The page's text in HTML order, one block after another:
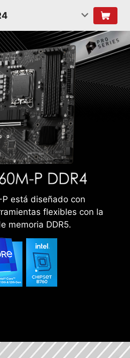
P está diseñado con
flexibles con la
memoria DDR5.